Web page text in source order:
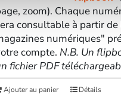
zoom). Chaque
consultable à partir
numériques"
compte. N.B. Un
fichier PDF
Ajouter au panier Détails